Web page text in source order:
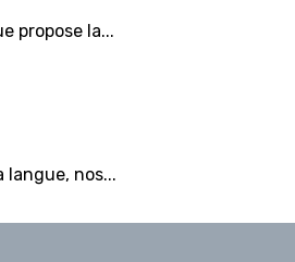
propose la...
langue, nos...